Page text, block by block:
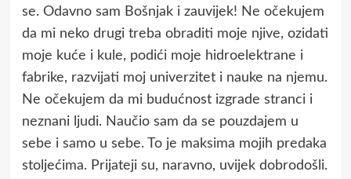
se. Odavno sam Bošnjak i zauvijek! Ne očekujem
da mi neko drugi treba obraditi moje njive, ozidati
moje kuće i kule, podići moje hidroelektrane i
fabrike, razvijati moj univerzitet i nauke na njemu.
Ne očekujem da mi budućnost izgrade stranci i
neznani ljudi. Naučio sam da se pouzdajem u
sebe i samo u sebe. To je maksima mojih predaka
stoljećima. Prijateji su, naravno, uvijek dobrodošli.